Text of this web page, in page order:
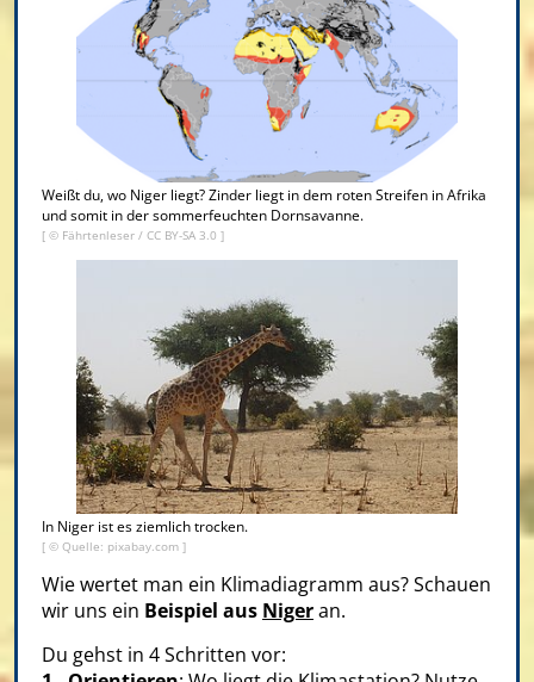
Weißt du, wo Niger liegt? Zinder liegt in dem roten Streifen in Afrika
und somit in der sommerfeuchten Dornsavanne.
[ © Fährtenleser / CC BY-SA 3.0 ]
In Niger ist es ziemlich trocken.
[ © Quelle: pixabay.com ]
Wie wertet man ein Klimadiagramm aus? Schauen
wir uns ein Beispiel aus Nigeran.
Du gehst in 4 Schritten vor: